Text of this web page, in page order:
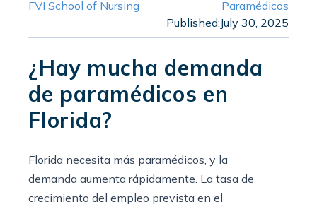
FVI School of Nursing
Paramédicos
Published:July 30, 2025
¿Hay mucha demanda
de paramédicos en
Florida?
Florida necesita más paramédicos, y la
demanda aumenta rápidamente. La tasa de
crecimiento del empleo prevista en el